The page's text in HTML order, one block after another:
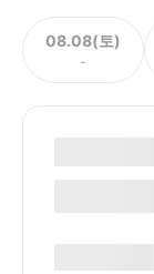
08.08(토)
-